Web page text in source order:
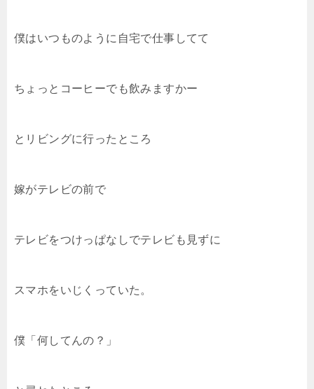
僕はいつものように自宅で仕事してて
ちょっとコーヒーでも飲みますかー
とリビングに行ったところ
嫁がテレビの前で
テレビをつけっぱなしでテレビも見ずに
スマホをいじくっていた。
僕「何してんの？」